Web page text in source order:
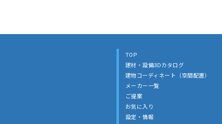
TOP
建材・設備3Dカタログ
建物コーディネート（空間配置）
メーカー一覧
ご提案
お気に入り
設定・情報